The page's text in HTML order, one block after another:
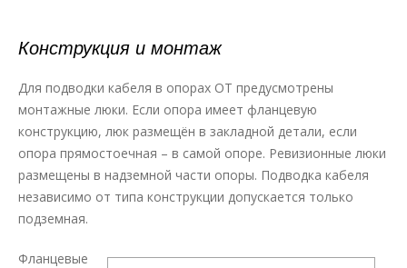
Конструкция и монтаж
Для подводки кабеля в опорах ОТ предусмотрены
монтажные люки. Если опора имеет фланцевую
конструкцию, люк размещён в закладной детали, если
опора прямостоечная – в самой опоре. Ревизионные люки
размещены в надземной части опоры. Подводка кабеля
независимо от типа конструкции допускается только
подземная.
Фланцевые